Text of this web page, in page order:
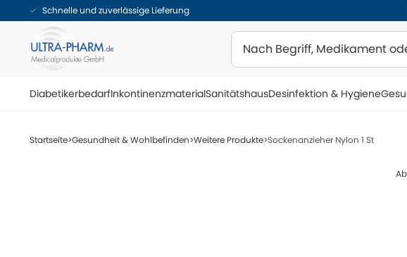
Schnelle und zuverlässige Lieferung
DiabetikerbedarfInkontinenzmaterialSanitätshausDesinfektion & Hygiene
Startseite Gesundheit & Wohlbefinden Weitere Produkte Sockenanzieher Nylon 1 St